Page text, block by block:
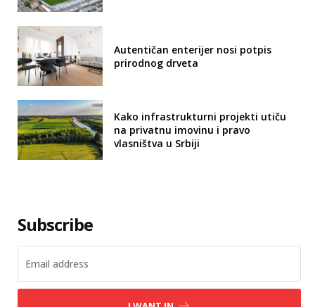
Autentičan enterijer nosi potpis
prirodnog drveta
Kako infrastrukturni projekti utiču
na privatnu imovinu i pravo
vlasništva u Srbiji
Subscribe